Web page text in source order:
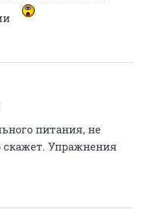
питания, не
скажет. Упражнения